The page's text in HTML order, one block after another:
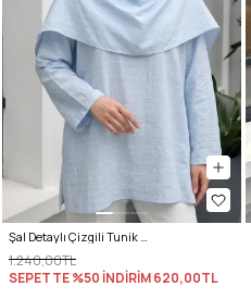
1.240,00TL
SEPETTE %50 İNDİRİM620,00TL